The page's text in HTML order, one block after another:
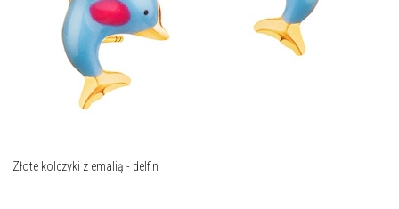
Złote kolczyki z emalią - delfin